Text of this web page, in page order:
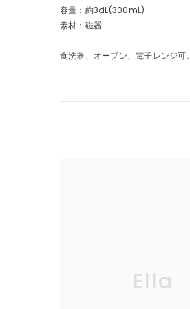
容量：約3dL(300mL)
素材：磁器
食洗器、オーブン、電子レンジ可。
Ella